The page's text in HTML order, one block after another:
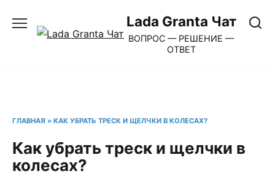
содержанию
Lada Granta Чат
ВОПРОС — РЕШЕНИЕ —
ОТВЕТ
ГЛАВНАЯ » КАК УБРАТЬ ТРЕСК И ЩЕЛЧКИ В КОЛЕСАХ?
Как убрать треск и щелчки в
колесах?